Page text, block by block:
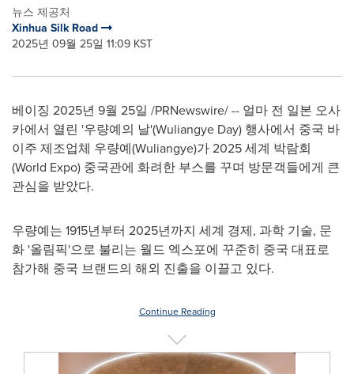
뉴스 제공처
Xinhua Silk Road
2025년 09월 25일 11:09 KST
베이징 2025년 9월 25일 /PRNewswire/ -- 얼마 전 일본 오사
카에서 열린 '우량예의 날'(Wuliangye Day) 행사에서 중국 바
이주 제조업체 우량예(Wuliangye)가 2025 세계 박람회
(World Expo) 중국관에 화려한 부스를 꾸며 방문객들에게 큰
관심을 받았다.
우량예는 1915년부터 2025년까지 세계 경제, 과학 기술, 문
화 '올림픽'으로 불리는 월드 엑스포에 꾸준히 중국 대표로
참가해 중국 브랜드의 해외 진출을 이끌고 있다.
Continue Reading